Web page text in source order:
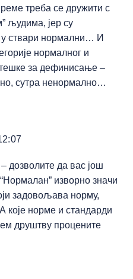
треба се дружити с
људима, јер су
у ствари нормални… И
нормалног и
за дефинисање –
сутра ненормално…
дозволите да вас још
изворно значи
задовољава норму,
које норме и стандарди
друштву процените